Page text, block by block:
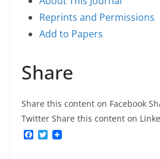
Reprints and Permissions
Add to Papers
Share
Share this content on Facebook
Twitter Share this content on
T